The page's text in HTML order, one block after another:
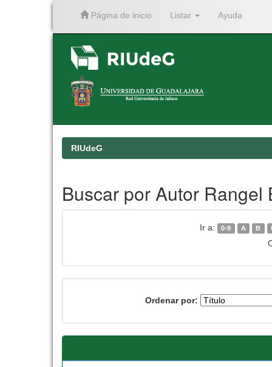
Página de inicio Listar Ayuda
RIUdeG
Buscar por Autor Rangel
Ir a: 0-9 A B
Ordenar por: